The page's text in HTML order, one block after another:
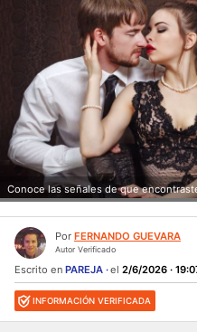
Conoce las señales de que
Por FERNANDO GUEVARA
Autor Verificado
Escrito en PAREJA el 2/6/2026 ·
INFORMACIÓN VERIFICADA